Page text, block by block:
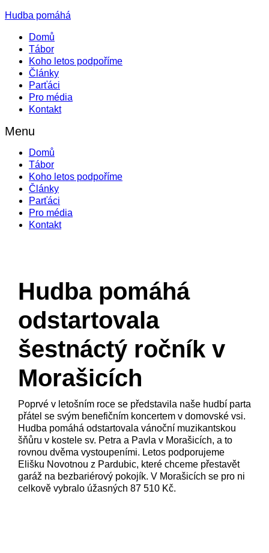
Hudba pomáhá
Domů
Tábor
Koho letos podpoříme
Články
Parťáci
Pro média
Kontakt
Menu
Domů
Tábor
Koho letos podpoříme
Články
Parťáci
Pro média
Kontakt
Hudba pomáhá
odstartovala
šestnáctý ročník v
Morašicích
Poprvé v letošním roce se představila naše hudbí parta
přátel se svým benefičním koncertem v domovské vsi.
Hudba pomáhá odstartovala vánoční muzikantskou
šňůru v kostele sv. Petra a Pavla v Morašicích, a to
rovnou dvěma vystoupeními. Letos podporujeme
Elišku Novotnou z Pardubic, které chceme přestavět
garáž na bezbariérový pokojík. V Morašicích se pro ni
celkově vybralo úžasných 87 510 Kč.